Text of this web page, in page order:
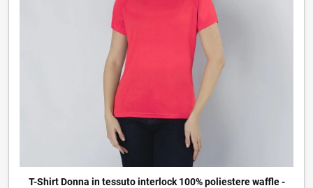
T-Shirt Donna in tessuto interlock 100% poliestere waffle -